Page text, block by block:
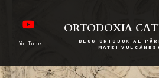
YouTube
ORTODOXIA
BLOG ORTODOX AL
MATEI